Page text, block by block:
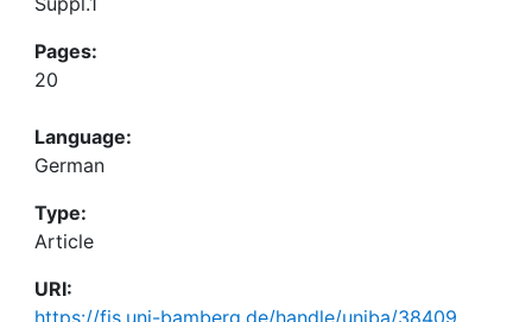
Pages:
20
Language:
German
Type:
Article
URI:
https://fis.uni-bamberg.de/handle/uniba/38409